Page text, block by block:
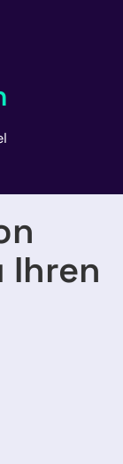
Ihren